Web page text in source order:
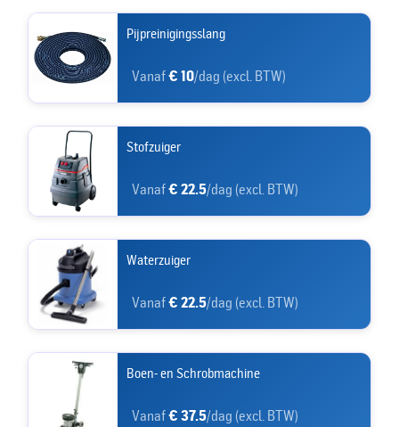
Pijpreinigingsslang
Vanaf€ 10/dag (excl. BTW)
Stofzuiger
Vanaf€ 22.5/dag (excl. BTW)
Waterzuiger
Vanaf€ 22.5/dag (excl. BTW)
Boen- en Schrobmachine
Vanaf€ 37.5/dag (excl. BTW)